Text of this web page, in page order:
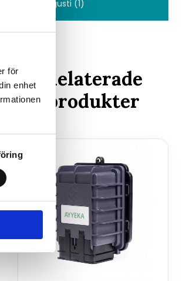
för
enhet
augusti (1)
Relaterade
produkter